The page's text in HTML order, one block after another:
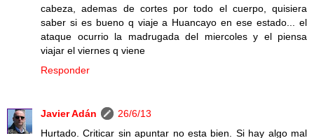
cabeza, ademas de cortes por todo el cuerpo, quisiera
saber si es bueno q viaje a Huancayo en ese estado... el
ataque ocurrio la madrugada del miercoles y el piensa
viajar el viernes q viene
Responder
Javier Adán
26/6/13
Hurtado. Criticar sin apuntar no esta bien. Si hay algo mal